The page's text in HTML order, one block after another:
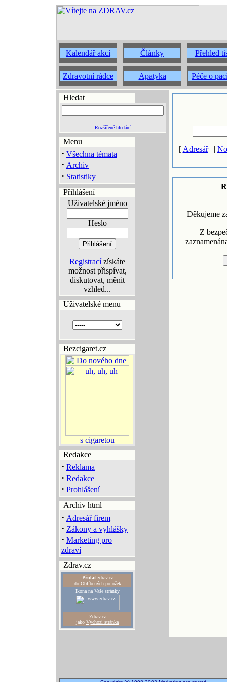
Kalendář akcí Články Přehled
Zdravotní rádce Apatyka Péče o
Hledat
Rozšířené hledání
Menu
· Všechna témata
· Archiv
· Statistiky
Přihlášení
Uživatelské jméno
Heslo
Registracízískáte
možnost přispívat,
diskutovat, měnit
vzhled...
Uživatelské menu
Bezcigaret.cz
Redakce
· Reklama
· Redakce
· Prohlášení
Archiv html
· Adresář firem
· Zákony a vyhlášky
· Marketing pro
zdraví
Zdrav.cz
Přidatzdrav.cz
do Oblíbených položek
Ikona na Vaše stránky
Zdrav.cz
jako Výchozí stránka
[ Adresář| |
Děkujeme
Z